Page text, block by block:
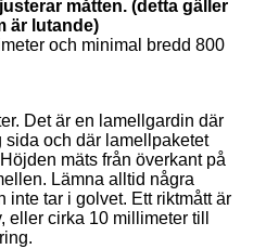
måtten. (detta gäller
är lutande)
och minimal bredd 800
Det är en lamellgardin där
sida och där lamellpaketet
mäts från överkant på
Lämna alltid några
inte tar i golvet. Ett riktmått är
cirka 10 millimeter till